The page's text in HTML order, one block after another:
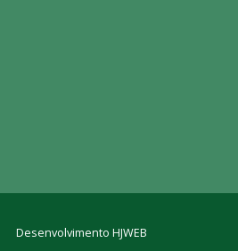
Desenvolvimento HJWEB